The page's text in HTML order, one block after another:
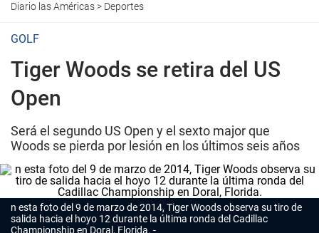
Diario las Américas> Deportes
GOLF
Tiger Woods se retira del US
Open
Será el segundo US Open y el sexto major que
Woods se pierda por lesión en los últimos seis años
n esta foto del 9 de marzo de 2014, Tiger Woods observa su tiro de
salida hacia el hoyo 12 durante la última ronda del Cadillac
Championship en Doral, Florida.